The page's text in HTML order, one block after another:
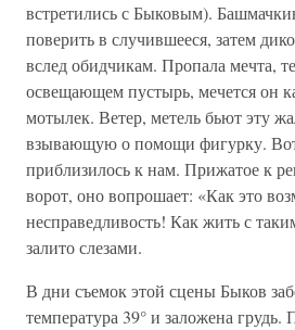
встретились с Быковым).
поверить в случившееся, затем
вслед обидчикам. Пропала мечта,
освещающем пустырь, мечется он
мотылек. Ветер, метель бьют эту
взывающую о помощи фигурку.
приблизилось к нам. Прижатое к
ворот, оно вопрошает: «Как это
несправедливость! Как жить с
залито слезами.
В дни съемок этой сцены Быков
температура 39° и заложена